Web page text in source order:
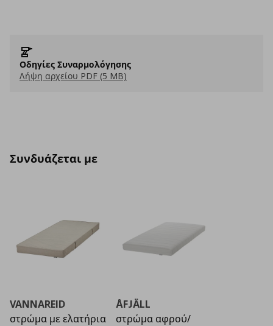
Οδηγίες Συναρμολόγησης
Λήψη αρχείου PDF (5 MB)
Συνδυάζεται με
VANNAREID
στρώμα με ελατήρια
ÅFJÄLL
στρώμα αφρού/